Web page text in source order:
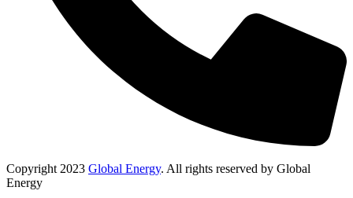
Copyright 2023 Global Energy. All rights reserved by Global
Energy